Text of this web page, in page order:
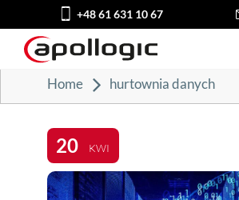
+48 61 631 10 67
Home hurtownia danych
20 KWI